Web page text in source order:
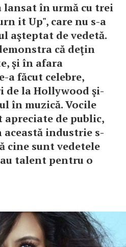
lansat în urmă cu trei
it Up", care nu s-a
aşteptat de vedetă.
că deţin
şi în afara
a făcut celebre,
de la Hollywood şi-
în muzică. Vocile
de public,
industrie s-
cine sunt vedetele
talent pentru o